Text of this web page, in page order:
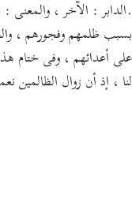
.الدابر : الآخر ، والمعنى
بسبب ظلمهم وفجورهم ،
على أعدائهم ، وفى ختام
لنا ، إذ أن زوال الظالمين